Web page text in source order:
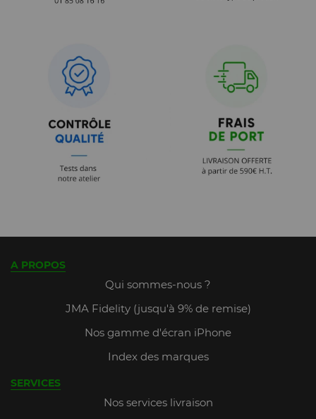
A PROPOS
Qui sommes-nous ?
JMA Fidelity (jusqu'à 9% de remise)
Nos gamme d'écran iPhone
Index des marques
SERVICES
Nos services livraison